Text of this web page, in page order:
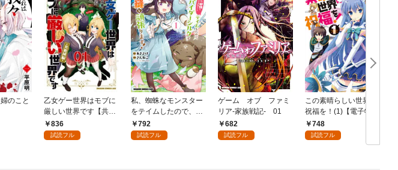
のこと
乙女ゲー世界はモブに
厳しい世界です【共和
国編】 ０１
836
試読フル
私、蜘蛛なモンスター
をテイムしたので、ス
パイダーシルクで裁縫
を頑張ります！ 1
792
試読フル
ゲーム オブ ファミ
リア-家族戦記- 01
682
試読フル
この素晴らしい世界に
祝福を！(1)【電子特別
版】748
試読フル